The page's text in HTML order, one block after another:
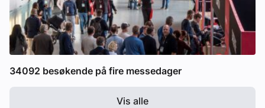
34092 besøkende på fire messedager
Vis alle